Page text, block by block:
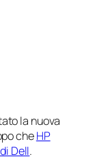
la nuova
cheHP
Dell.